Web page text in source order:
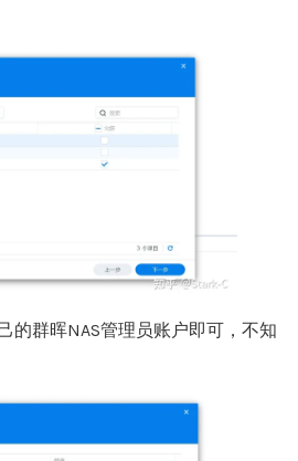
的群晖NAS管理员账户即可，不知